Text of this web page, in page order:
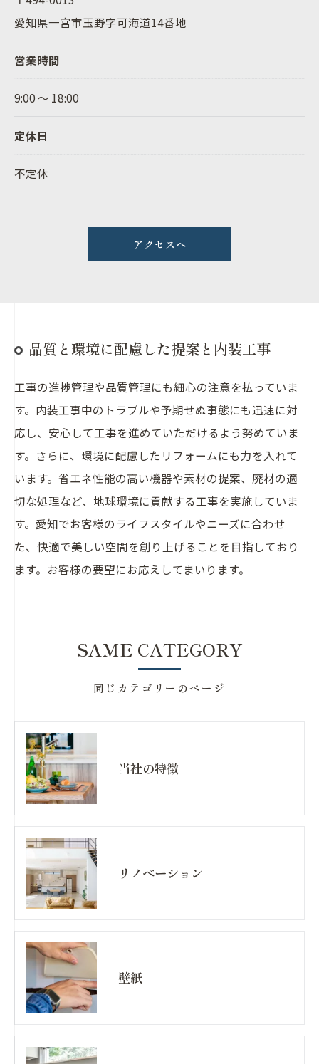
愛知県一宮市玉野字可海道14番地
営業時間
9:00 ～ 18:00
定休日
不定休
アクセスへ
品質と環境に配慮した提案と内装工事
工事の進捗管理や品質管理にも細心の注意を払っていま
す。内装工事中のトラブルや予期せぬ事態にも迅速に対
応し、安心して工事を進めていただけるよう努めていま
す。さらに、環境に配慮したリフォームにも力を入れて
います。省エネ性能の高い機器や素材の提案、廃材の適
切な処理など、地球環境に貢献する工事を実施していま
す。愛知でお客様のライフスタイルやニーズに合わせ
た、快適で美しい空間を創り上げることを目指しており
ます。お客様の要望にお応えしてまいります。
同じカテゴリーのページ
SAME CATEGORY
当社の特徴
リノベーション
壁紙